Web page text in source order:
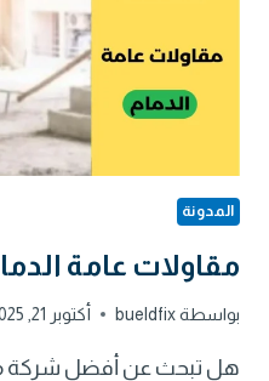
المدونة
مقاولات عامة
بواسطةbueldfix أكتوبر 21, 2025
هل تبحث عن أفضل شركة